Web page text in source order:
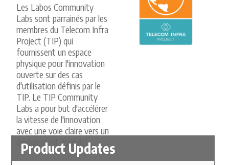
Les Labos Community
Labs sont parrainés par les
membres du Telecom Infra
Project (TIP) qui
fournissent un espace
physique pour l'innovation
ouverte sur des cas
d'utilisation définis par le
TIP. Le TIP Community
Labs a pour but d'accélérer
la vitesse de l'innovation
avec une voie claire vers un
déploiement évolutif.
Product Updates